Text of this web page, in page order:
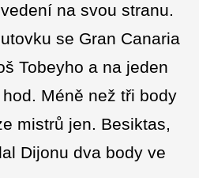
na svou stranu.
se Gran Canaria
Tobeyho a na jeden
Méně než tři body
mistrů jen. Besiktas,
Dijonu dva body ve